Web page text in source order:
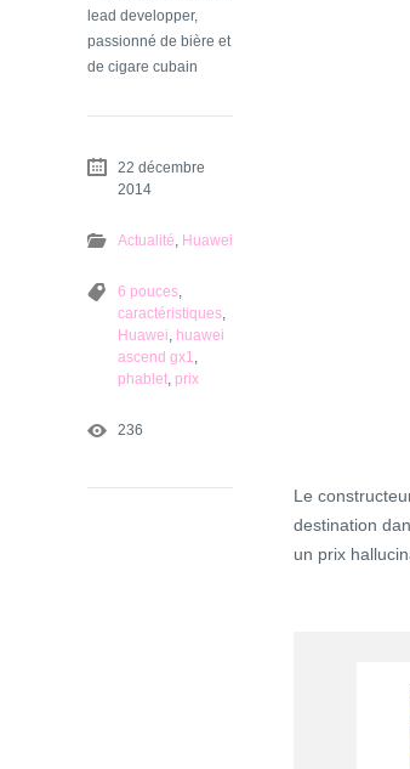
Le
destination
un prix
lead developper,
passionné de bière et
de cigare cubain
22 décembre
2014
Actualité Huawei
6 pouces
caractéristiques
Huawei huawei
ascend gx1
phablet prix
236